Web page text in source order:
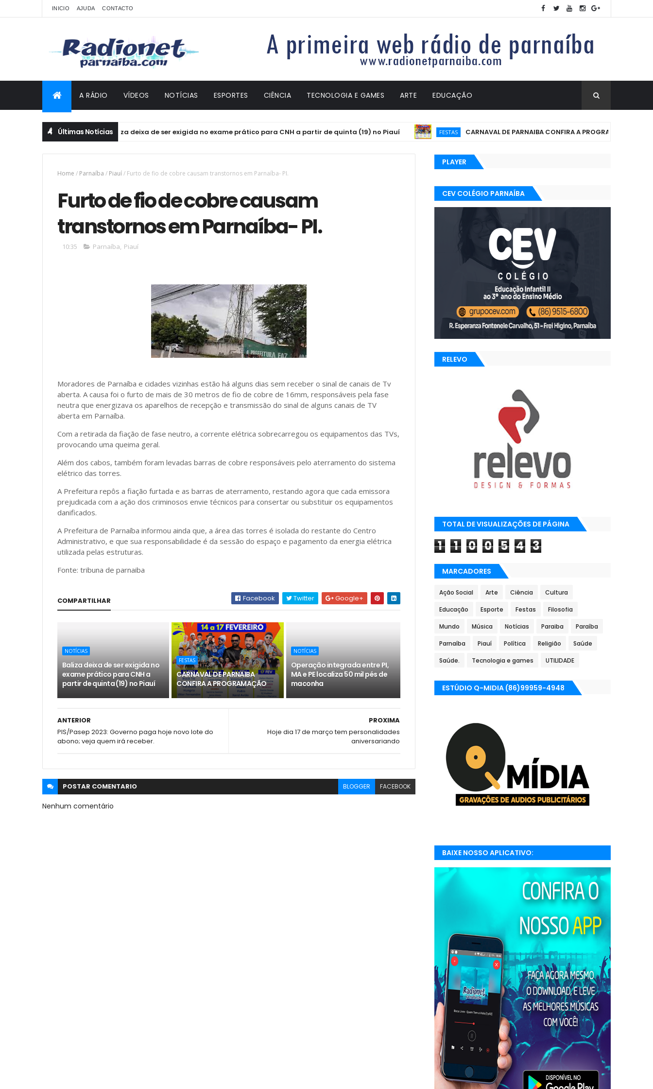
INICIO AJUDA CONTACTO
A RÁDIO VÍDEOS NOTÍCIAS ESPORTES CIÊNCIA TECNOLOGIA E GAMES ARTE EDUCAÇÃO
Últimas Notícias
NOTÍCIAS Baliza deixa de ser exigida no exame prático para CNH a partir de quinta (19) no Piauí FESTAS CARNAVAL DE PARNAIBA CONFIRA A PROGRAMAÇÃO
Home / Parnaíba / Piauí/ Furto de fio de cobre causam transtornos em Parnaíba- PI.
Furto de fio de cobre causam
transtornos em Parnaíba- PI.
10:35 Parnaíba, Piauí
Moradores de Parnaíba e cidades vizinhas estão há alguns dias sem receber o sinal de canais de Tv
aberta. A causa foi o furto de mais de 30 metros de fio de cobre de 16mm, responsáveis pela fase
neutra que energizava os aparelhos de recepção e transmissão do sinal de alguns canais de TV
aberta em Parnaíba.
Com a retirada da fiação de fase neutro, a corrente elétrica sobrecarregou os equipamentos das TVs,
provocando uma queima geral.
Além dos cabos, também foram levadas barras de cobre responsáveis pelo aterramento do sistema
elétrico das torres.
A Prefeitura repôs a fiação furtada e as barras de aterramento, restando agora que cada emissora
prejudicada com a ação dos criminosos envie técnicos para consertar ou substituir os equipamentos
danificados.
A Prefeitura de Parnaíba informou ainda que, a área das torres é isolada do restante do Centro
Administrativo, e que sua responsabilidade é da sessão do espaço e pagamento da energia elétrica
utilizada pelas estruturas.
Fonte: tribuna de parnaiba
COMPARTILHAR Facebook Twitter Google+
NOTÍCIAS
Baliza deixa de ser exigida no
exame prático para CNH a
partir de quinta (19) no Piauí
FESTAS
CARNAVAL DE PARNAIBA
CONFIRA A PROGRAMAÇÃO
NOTÍCIAS
Operação integrada entre PI,
MA e PE localiza 50 mil pés de
maconha
PROXIMA
Hoje dia 17 de março tem personalidades
aniversariando
ANTERIOR
PIS/Pasep 2023: Governo paga hoje novo lote do
abono; veja quem irá receber.
POSTAR COMENTARIO BLOGGER FACEBOOK
Nenhum comentário
PLAYER
CEV COLÉGIO PARNAÍBA
RELEVO
TOTAL DE VISUALIZAÇÕES DE PÁGINA
1 1 0 0 5 4 3
MARCADORES
Ação Social Arte Ciência Cultura
Educação Esporte Festas Filosofia
Mundo Música Notícias Paraiba Paraíba
Parnaíba Piauí Política Religião Saúde
Saúde. Tecnologia e games UTILIDADE
ESTÚDIO Q-MIDIA (86)99959-4948
BAIXE NOSSO APLICATIVO:
RADIONETPARNAIBA